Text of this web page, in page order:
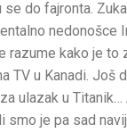
do fajronta.
nedonošce
razume kako je to
TV u Kanadi. Još
ulazak u
je pa sad